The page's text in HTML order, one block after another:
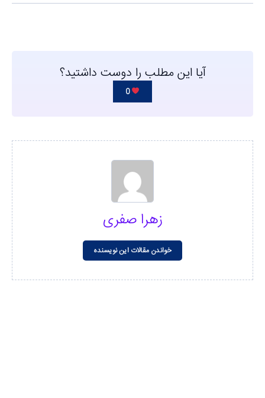
آیا این مطلب را دوست داشتید؟
0
زهرا صفری
خواندن مقالات این نویسنده